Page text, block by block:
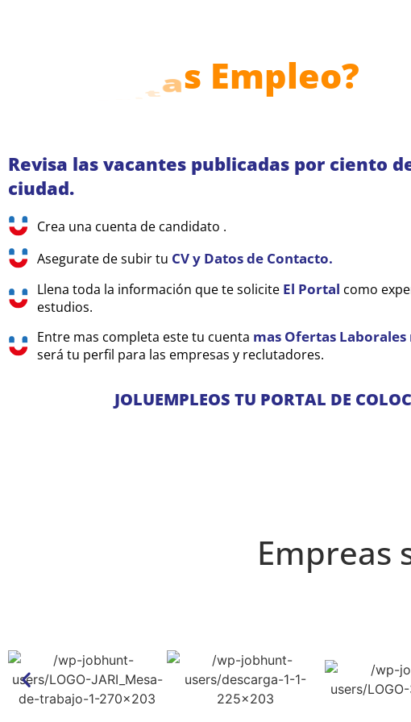
pleo?
Revisa las vacantes publicadas por ciento
ciudad.
Crea una cuenta de candidato .
Asegurate de subir tu CV y Datos de Contacto.
Llena toda la información que te solicite El Portal como
estudios.
Entre mas completa este tu cuenta mas Ofertas
será tu perfil para las empresas y reclutadores.
JOLUEMPLEOS TU PORTAL DE
Empreas